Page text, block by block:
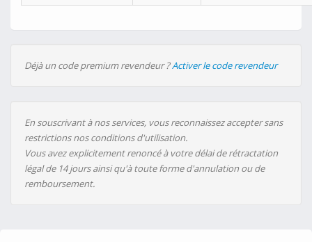
Déjà un code premium revendeur ?Activer le code revendeur
En souscrivant à nos services, vous reconnaissez accepter sans
restrictions nos conditions d'utilisation.
Vous avez explicitement renoncé à votre délai de rétractation
légal de 14 jours ainsi qu'à toute forme d'annulation ou de
remboursement.